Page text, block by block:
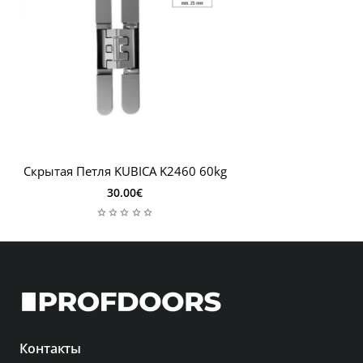
Скрытая Петля KUBICA K2460 60kg
30.00€
Контакты